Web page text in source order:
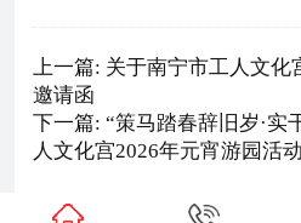
上一篇: 关于南宁市工人文
邀请函
下一篇: “策马踏春辞旧岁·实
人文化宫2026年元宵游园活